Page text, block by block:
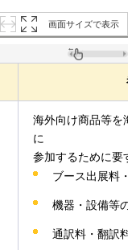
画面サイズで表示
海外向け商品等を
に
参加するために要
ブース出展料・
機器・設備等の
通訳料・翻訳料